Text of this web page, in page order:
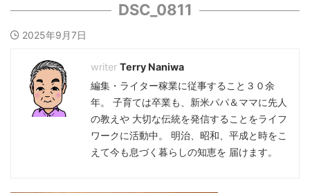
DSC_0811
2025年9月7日
Terry Naniwa
編集・ライター稼業に従事すること３０余
年。 子育ては卒業も、新米パパ＆ママに先人
の教えや 大切な伝統を発信することをライフ
ワークに活動中。 明治、昭和、平成と時をこ
えて今も息づく暮らしの知恵を 届けます。